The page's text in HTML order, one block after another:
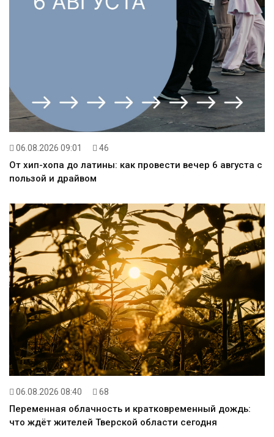
06.08.2026 09:01 46
От хип-хопа до латины: как провести вечер 6 августа с
пользой и драйвом
06.08.2026 08:40 68
Переменная облачность и кратковременный дождь:
что ждёт жителей Тверской области сегодня